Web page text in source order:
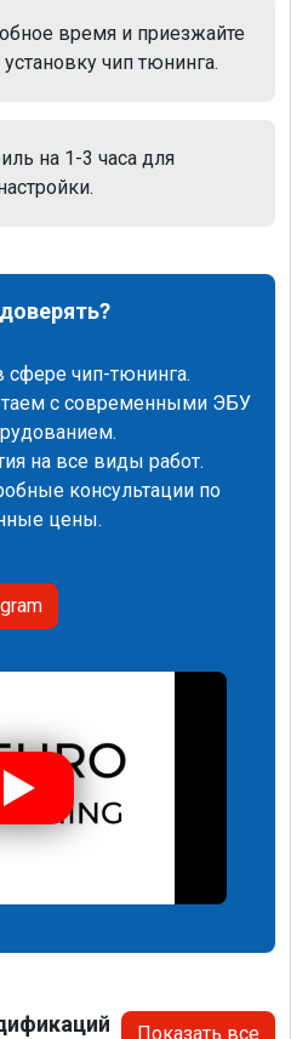
время и приезжайте
чип тюнинга.
на 1-3 часа для
сфере чип-тюнинга.
с современными ЭБУ
на все виды работ.
консультации по
цены.
Показать все